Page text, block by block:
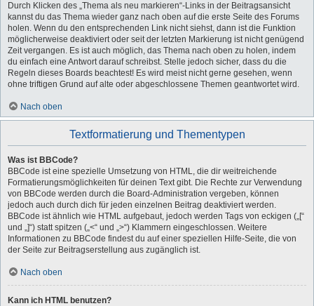
Durch Klicken des „Thema als neu markieren“-Links in der Beitragsansicht
kannst du das Thema wieder ganz nach oben auf die erste Seite des Forums
holen. Wenn du den entsprechenden Link nicht siehst, dann ist die Funktion
möglicherweise deaktiviert oder seit der letzten Markierung ist nicht genügend
Zeit vergangen. Es ist auch möglich, das Thema nach oben zu holen, indem
du einfach eine Antwort darauf schreibst. Stelle jedoch sicher, dass du die
Regeln dieses Boards beachtest! Es wird meist nicht gerne gesehen, wenn
ohne triftigen Grund auf alte oder abgeschlossene Themen geantwortet wird.
Nach oben
Textformatierung und Thementypen
Was ist BBCode?
BBCode ist eine spezielle Umsetzung von HTML, die dir weitreichende
Formatierungsmöglichkeiten für deinen Text gibt. Die Rechte zur Verwendung
von BBCode werden durch die Board-Administration vergeben, können
jedoch auch durch dich für jeden einzelnen Beitrag deaktiviert werden.
BBCode ist ähnlich wie HTML aufgebaut, jedoch werden Tags von eckigen („[“
und „]“) statt spitzen („<“ und „>“) Klammern eingeschlossen. Weitere
Informationen zu BBCode findest du auf einer speziellen Hilfe-Seite, die von
der Seite zur Beitragserstellung aus zugänglich ist.
Nach oben
Kann ich HTML benutzen?